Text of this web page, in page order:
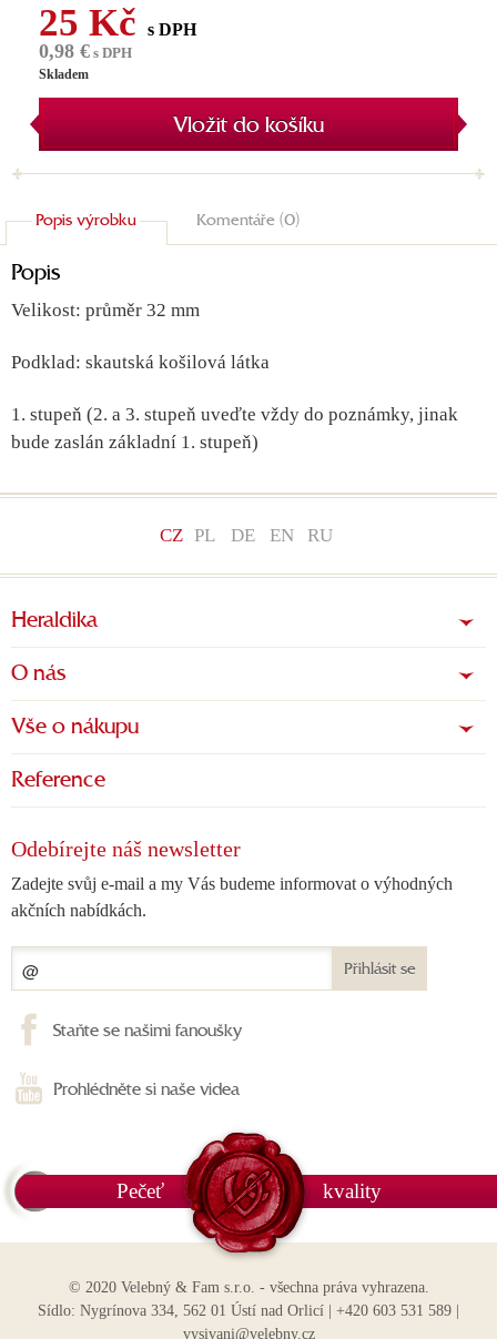
25 Kč s DPH
0,98 € s DPH
Skladem
Vložit do košíku
Popis výrobku Komentáře (0)
Popis
Velikost: průměr 32 mm
Podklad: skautská košilová látka
1. stupeň (2. a 3. stupeň uveďte vždy do poznámky, jinak
bude zaslán základní 1. stupeň)
CZ PL DE EN RU
Heraldika
O nás
Vše o nákupu
Reference
Odebírejte náš newsletter
Zadejte svůj e-mail a my Vás budeme informovat o výhodných
akčních nabídkách.
Přihlásit se
Staňte se našimi fanoušky
Prohlédněte si naše videa
Pečeť kvality
© 2020 Velebný & Fam s.r.o. - všechna práva vyhrazena.
Sídlo: Nygrínova 334, 562 01 Ústí nad Orlicí | +420 603 531 589 |
vysivani@velebny.cz